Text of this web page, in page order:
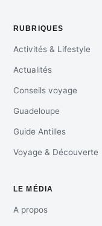
RUBRIQUES
Activités & Lifestyle
Actualités
Conseils voyage
Guadeloupe
Guide Antilles
Voyage & Découverte
LE MÉDIA
A propos